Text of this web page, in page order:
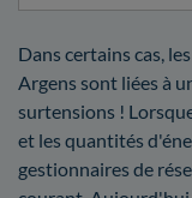
Dans certains cas,
Argens sont liées à
surtensions !
et les quantités
gestionnaires de